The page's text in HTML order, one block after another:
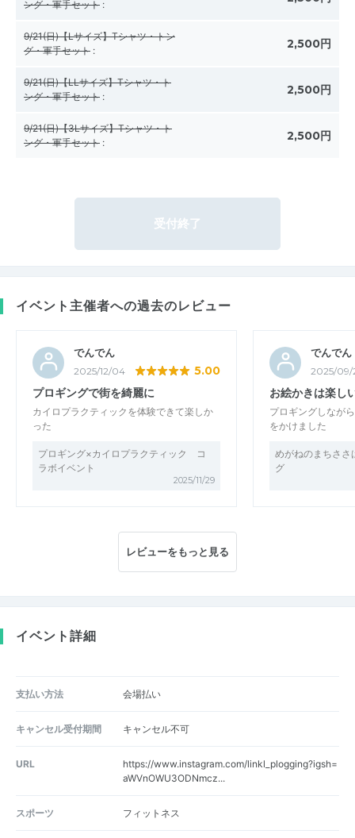
ング・軍手セット :
9/21(日)【Lサイズ】Tシャツ・トン
グ・軍手セット : 2,500円
9/21(日)【LLサイズ】Tシャツ・ト
ング・軍手セット : 2,500円
9/21(日)【3Lサイズ】Tシャツ・ト
ング・軍手セット : 2,500円
受付終了
イベント主催者への過去のレビュー
でんでん
2025/12/04 5.00
プロギングで街を綺麗に
カイロプラクティックを体験できて楽しか
った
プロギング×カイロプラクティック コ
ラボイベント
2025/11/29
でんでん
2025/09/
お絵かきは楽し
プロギングしなが
をかけました
めがねのまちささ
グ
レビューをもっと見る
イベント詳細
支払い方法 会場払い
キャンセル受付期間 キャンセル不可
URL
https://www.instagram.com/linkl_plogging?igsh=
aWVnOWU3ODNmcz...
スポーツ フィットネス